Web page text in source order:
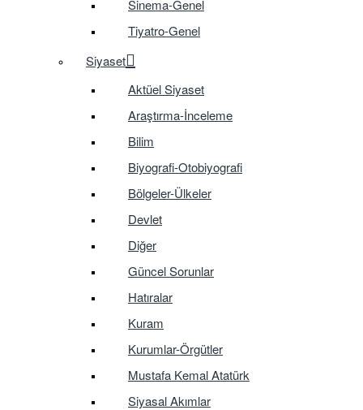
Sinema-Genel
Tiyatro-Genel
Siyaset
Aktüel Siyaset
Araştırma-İnceleme
Bilim
Biyografi-Otobiyografi
Bölgeler-Ülkeler
Devlet
Diğer
Güncel Sorunlar
Hatıralar
Kuram
Kurumlar-Örgütler
Mustafa Kemal Atatürk
Siyasal Akımlar